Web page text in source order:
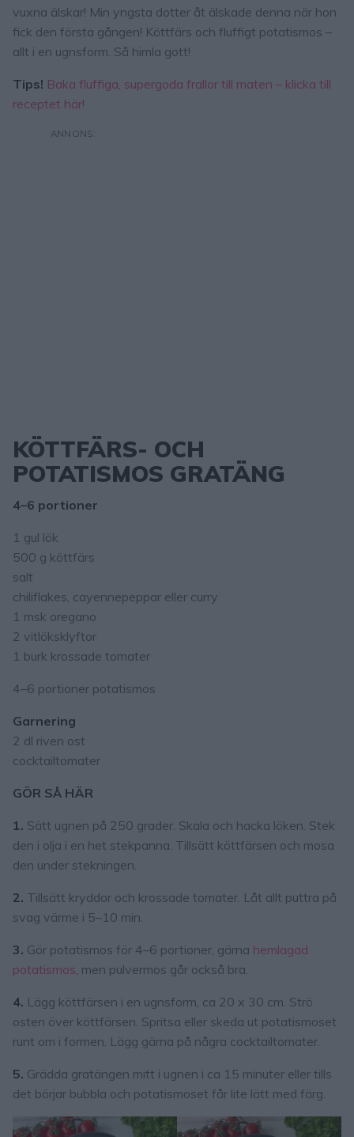
vuxna älskar! Min yngsta dotter åt älskade denna när hon
fick den första gången! Köttfärs och fluffigt potatismos –
allt i en ugnsform. Så himla gott!
Tips! Baka fluffiga, supergoda frallor till maten – klicka till
receptet här!
KÖTTFÄRS- OCH
POTATISMOS GRATÄNG
4–6 portioner
1 gul lök
500 g köttfärs
salt
chiliflakes, cayennepeppar eller curry
1 msk oregano
2 vitlöksklyftor
1 burk krossade tomater
4–6 portioner potatismos
Garnering
2 dl riven ost
cocktailtomater
GÖR SÅ HÄR
1. Sätt ugnen på 250 grader. Skala och hacka löken. Stek
den i olja i en het stekpanna. Tillsätt köttfärsen och mosa
den under stekningen.
2. Tillsätt kryddor och krossade tomater. Låt allt puttra på
svag värme i 5–10 min.
3. Gör potatismos för 4–6 portioner, gärna hemlagad
potatismos, men pulvermos går också bra.
4. Lägg köttfärsen i en ugnsform, ca 20 x 30 cm. Strö
osten över köttfärsen. Spritsa eller skeda ut potatismoset
runt om i formen. Lägg gärna på några cocktailtomater.
5. Grädda gratängen mitt i ugnen i ca 15 minuter eller tills
det börjar bubbla och potatismoset får lite lätt med färg.